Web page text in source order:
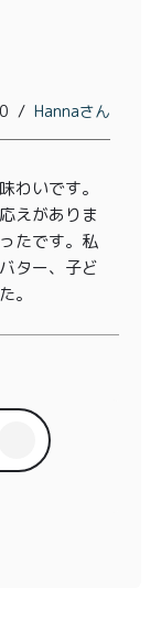
Hanna
わいです。
えがありま
たです。私
ター、子ど
。